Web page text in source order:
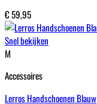
€59,95
Snel bekijken
M
Accessoires
Lerros Handschoenen Blauw